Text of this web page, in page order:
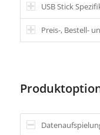
USB Stick
Preis-, Bestell-